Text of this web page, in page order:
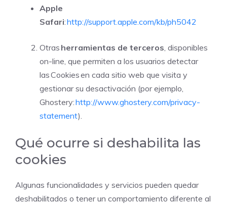
Apple
Safari:http://support.apple.com/kb/ph5042
Otras herramientas de terceros, disponibles
on-line, que permiten a los usuarios detectar
las Cookies en cada sitio web que visita y
gestionar su desactivación (por ejemplo,
Ghostery:http://www.ghostery.com/privacy-
statement).
Qué ocurre si deshabilita las
cookies
Algunas funcionalidades y servicios pueden quedar
deshabilitados o tener un comportamiento diferente al